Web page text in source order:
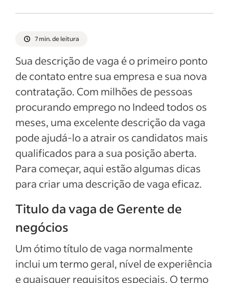
Resumo da vaga de Gerente de negócios
Responsabilidades e deveres de Gerente
de negócios
Qualificações e habilidades de Gerente de
negócios
Exemplos de descrição da vaga
Ver mais
7 min. de leitura
Sua descrição de vaga é o primeiro ponto
de contato entre sua empresa e sua nova
contratação. Com milhões de pessoas
procurando emprego no Indeed todos os
meses, uma excelente descrição da vaga
pode ajudá-lo a atrair os candidatos mais
qualificados para a sua posição aberta.
Para começar, aqui estão algumas dicas
para criar uma descrição de vaga eficaz.
Titulo da vaga de Gerente de
negócios
Um ótimo título de vaga normalmente
inclui um termo geral, nível de experiência
e quaisquer requisitos especiais. O termo